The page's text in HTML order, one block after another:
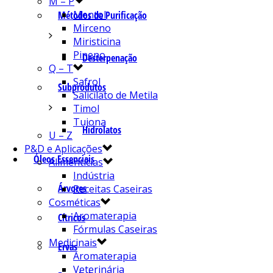
Métodos de Purificação
Desterpenação
Subprodutos
Hidrolatos
Óleos Essenciais
Árvores
Cítricos
Ervas
Mentol
Mirceno
Miristicina
Pineno
Q – T
Safrol
Salicilato de Metila
Timol
Tujona
U – Z
P&D e Aplicações
Alimentícias
Indústria
Receitas Caseiras
Cosméticas
Aromaterapia
Fórmulas Caseiras
Medicinais
Aromaterapia
Veterinária